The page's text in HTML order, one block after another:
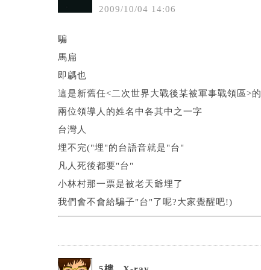
2009/10/04 14:06
騙
馬扁
即騗也
這是新舊任<二次世界大戰後某被軍事戰領區>的
兩位領導人的姓名中各其中之一字
台灣人
埋不完("埋"的台語音就是"台"
凡人死後都要"台"
小林村那一票是被老天爺埋了
我們會不會給騙子"台"了呢?大家覺醒吧!)